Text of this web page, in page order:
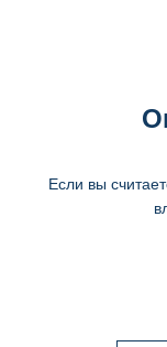
Если вы